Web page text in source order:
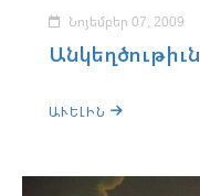
Նոյեմբեր 07, 2009
Անկեղծութիւն
ԱՒԵԼԻՆ